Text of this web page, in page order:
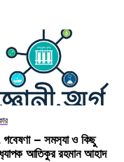
– সমস‍্যা ও কিছু
আতিকুর রহমান আহাদ